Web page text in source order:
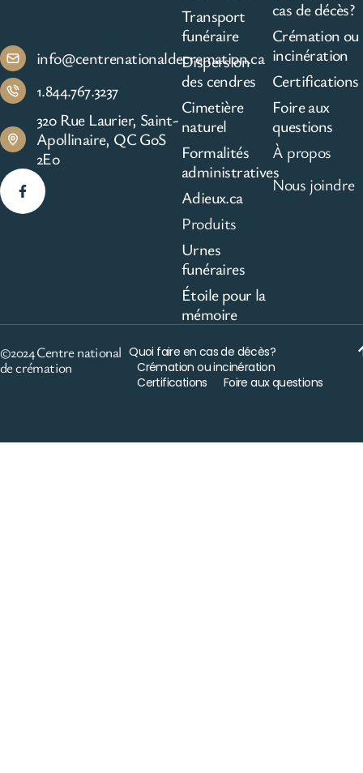
info@centrenationaldecremation.ca
1.844.767.3237
320 Rue Laurier, Saint-
Apollinaire, QC G0S
2E0
Transport
funéraire
Dispersion
des cendres
Cimetière
naturel
Formalités
administratives
Adieux.ca
Produits
Urnes
funéraires
Étoile pour la
mémoire
cas de décès?
Crémation ou
incinération
Certifications
Foire aux
questions
À propos
Nous joindre
©2024 Centre national
de crémation
Quoi faire en cas de décès?
Crémation ou incinération
Certifications
Foire aux questions